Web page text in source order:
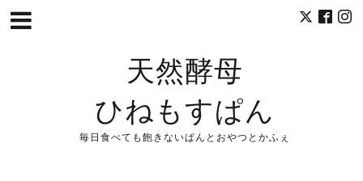
天然酵母
ひねもすぱん
毎日食べても飽きないぱんとおやつとかふぇ